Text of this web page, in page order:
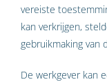
vereiste
kan verkrijgen,
gebruikmaking van
De werkgever kan